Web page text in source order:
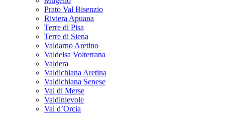
Prato Val Bisenzio
Riviera Apuana
Terre di Pisa
Terre di Siena
Valdarno Aretino
Valdelsa Volterrana
Valdera
Valdichiana Aretina
Valdichiana Senese
Val di Merse
Valdinievole
Val d’Orcia